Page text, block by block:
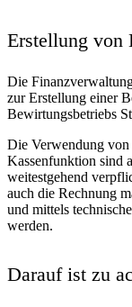
Erstellung von
Die
zur Erstellung einer
Bewirtungsbetriebs
Die Verwendung von
Kassenfunktion sind
weitestgehend
auch die Rechnung
und mittels
werden.
Darauf ist zu